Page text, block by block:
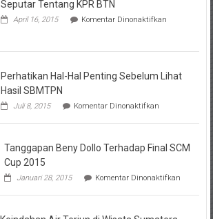
Seputar Tentang KPR BTN
April 16, 2015 Komentar Dinonaktifkanpada
KPR
Perhatikan Hal-Hal Penting Sebelum Lihat
Hasil SBMTPN
Juli 8, 2015 Komentar Dinonaktifkanpada
Hal-
Penting
Hasil
Tanggapan Beny Dollo Terhadap Final SCM
Cup 2015
Januari 28, 2015 Komentar Dinonaktifkanpada
Beny